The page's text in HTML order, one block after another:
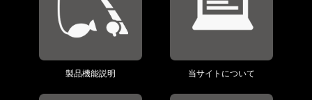
製品機能説明 当サイトについて